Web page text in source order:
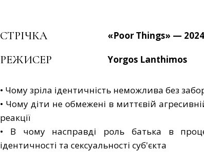
СТРІЧКА «Poor Things» — 2024
РЕЖИСЕР Yorgos Lanthimos
• Чому зріла ідентичність неможлива без
• Чому діти не обмежені в миттєвій
реакції
• В чому насправді роль батька в
ідентичності та сексуальності cуб'єкта